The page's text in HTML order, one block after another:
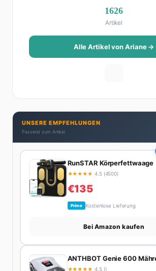
Als Lifestyle-Redakteurin schreibt sie
das Leben schöner macht: von Interior
Reise-Tipps über Food-Trends
Beziehungsratgebern, die auch Männer
Ihre Geheimwaffe: Sie weiß genau,
Brunch-Spot der Stadt. Ihre Interior-
auf echter Erfahrung – ihre Wohnung
zweimal in Design-Blogs
1626
Artikel
Alle Artikel von Ariane →
UNSERE EMPFEHLUNGEN
Passend zum Artikel
RunSTAR Körperfettwaage
★★★★★ 4.5 (4500)
€135
Prime Kostenlose Lieferung
Bei Amazon kaufen
ANTHBOT Genie 600
★★★★★ 4.5 ()